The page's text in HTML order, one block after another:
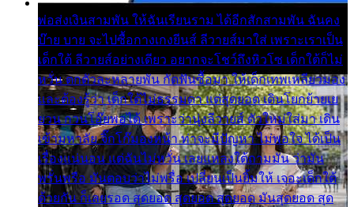
พ่อส่งเงินสามพัน ให้ฉันเรียนราม ได้อีกสักสามพัน ฉันคง
บ๊าย บาย จะไปซื้อกางเกงยีนส์ ลีวายส์มาใส่ เพราะเราเป็น
เด็กใต้ ลีวายส์อย่างเดียว อยากจะโชว์ถึงหิวโซ เด็กใต้ก็ไม่
หวั่น ตกตัวละหลายพัน กัดฟันซื้อมา ให้เด็กเทพเหลียวมอง
และต้องรู้ว่า เด็กใต้ไม่ธรรมดา แต่สุดยอด เดินโยกย้ายเย
ยวน กวนโอ๊ยพอได้ เพราะว่านุ่งลีวายส์ ตัวใหม่ใส่มา เดิน
เข้ามหาลัย จิ๊กโก๊มองหน้า ท่าจะมีปัญหา ไม่พอใจ ได้เป็น
เรื่องแน่นอน แต่ฉันไม่หวั่น เลยแหลงใต้ถามมัน ว่ามัน
พรั่นพรือ มันตอบว่าไม่พรื่อ เปลี่ยนเป็นยิ้มให้ เจอะเด็กใต้
ด้วยกัน ก็เลยรอด สุดยอด สุดยอด สุดยอด มันสุดยอด สุด